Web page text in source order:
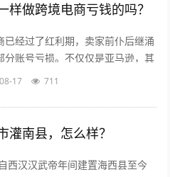
样做跨境电商亏钱的吗？
已经过了红利期，卖家前仆后继涌
分账号亏损。不仅仅是亚马逊，其
卖通 ebay wish等也是如此。 前几
17 711
灌南县，怎么样？
西汉汉武帝年间建置海西县至今